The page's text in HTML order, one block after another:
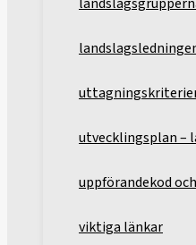
utvecklingsplan –
uppförandekod
viktiga länkar